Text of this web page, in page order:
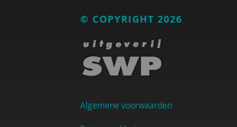
Channa Al
Audrey Alards
© COPYRIGHT 2026
Algemene voorwaarden